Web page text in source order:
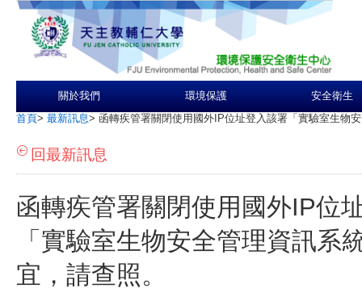
關於我們 環境保護 安全衛生
首頁> 最新訊息> 函轉疾管署關閉使用國外IP位址登入該署「實驗室生物
回最新訊息
函轉疾管署關閉使用國外IP位
「實驗室生物安全管理資訊系
宜，請查照。